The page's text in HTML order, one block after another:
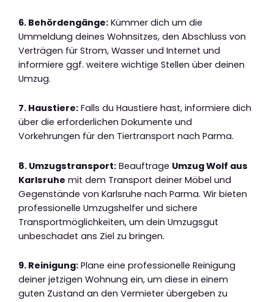
6. Behördengänge: Kümmer dich um die
Ummeldung deines Wohnsitzes, den Abschluss von
Verträgen für Strom, Wasser und Internet und
informiere ggf. weitere wichtige Stellen über deinen
Umzug.
7. Haustiere: Falls du Haustiere hast, informiere dich
über die erforderlichen Dokumente und
Vorkehrungen für den Tiertransport nach Parma.
8. Umzugstransport: Beauftrage Umzug Wolf aus
Karlsruhe mit dem Transport deiner Möbel und
Gegenstände von Karlsruhe nach Parma. Wir bieten
professionelle Umzugshelfer und sichere
Transportmöglichkeiten, um dein Umzugsgut
unbeschadet ans Ziel zu bringen.
9. Reinigung: Plane eine professionelle Reinigung
deiner jetzigen Wohnung ein, um diese in einem
guten Zustand an den Vermieter übergeben zu